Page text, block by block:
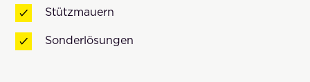
Stützmauern
Sonderlösungen